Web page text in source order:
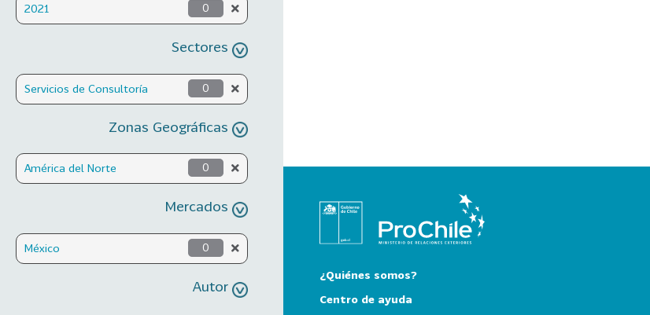
2021 0
Sectores
Servicios de Consultoría 0
Zonas Geográficas
América del Norte 0
Mercados
México 0
Autor
¿Quiénes somos?
Centro de ayuda